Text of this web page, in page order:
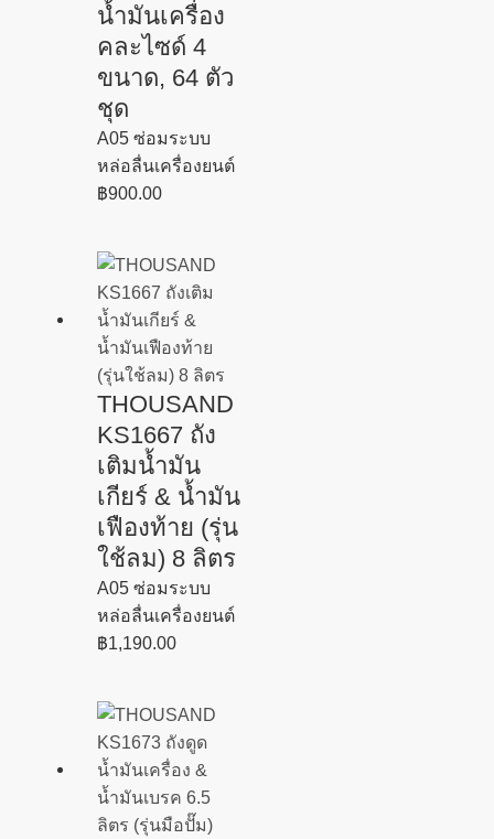
น้ำมันเครื่อง
คละไซด์ 4
ขนาด, 64 ตัว
ชุด
A05 ซ่อมระบบ
หล่อลื่นเครื่องยนต์
฿900.00
THOUSAND
KS1667 ถัง
เติมน้ำมัน
เกียร์ & น้ำมัน
เฟืองท้าย (รุ่น
ใช้ลม) 8 ลิตร
A05 ซ่อมระบบ
หล่อลื่นเครื่องยนต์
฿1,190.00